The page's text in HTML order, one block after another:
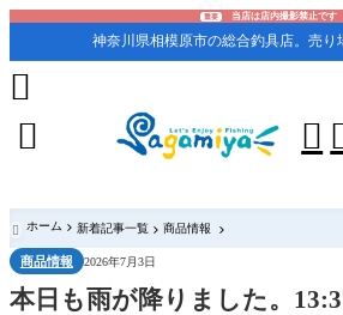
重要 当店は店内撮影禁止です
神奈川県相模原市の総合釣具店。売り



 ホーム 新着記事一覧 商品情報
商品情報 2026年7月3日
本日も雨が降りました。